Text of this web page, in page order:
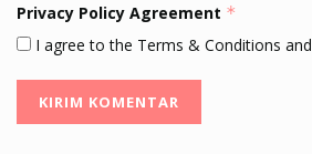
Privacy Policy Agreement *
I agree to the Terms & Conditions and